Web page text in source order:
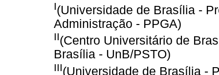
I(Universidade de Brasília -
Administração - PPGA)
II(Centro Universitário de
Brasília - UnB/PSTO)
III(Universidade de Brasília -